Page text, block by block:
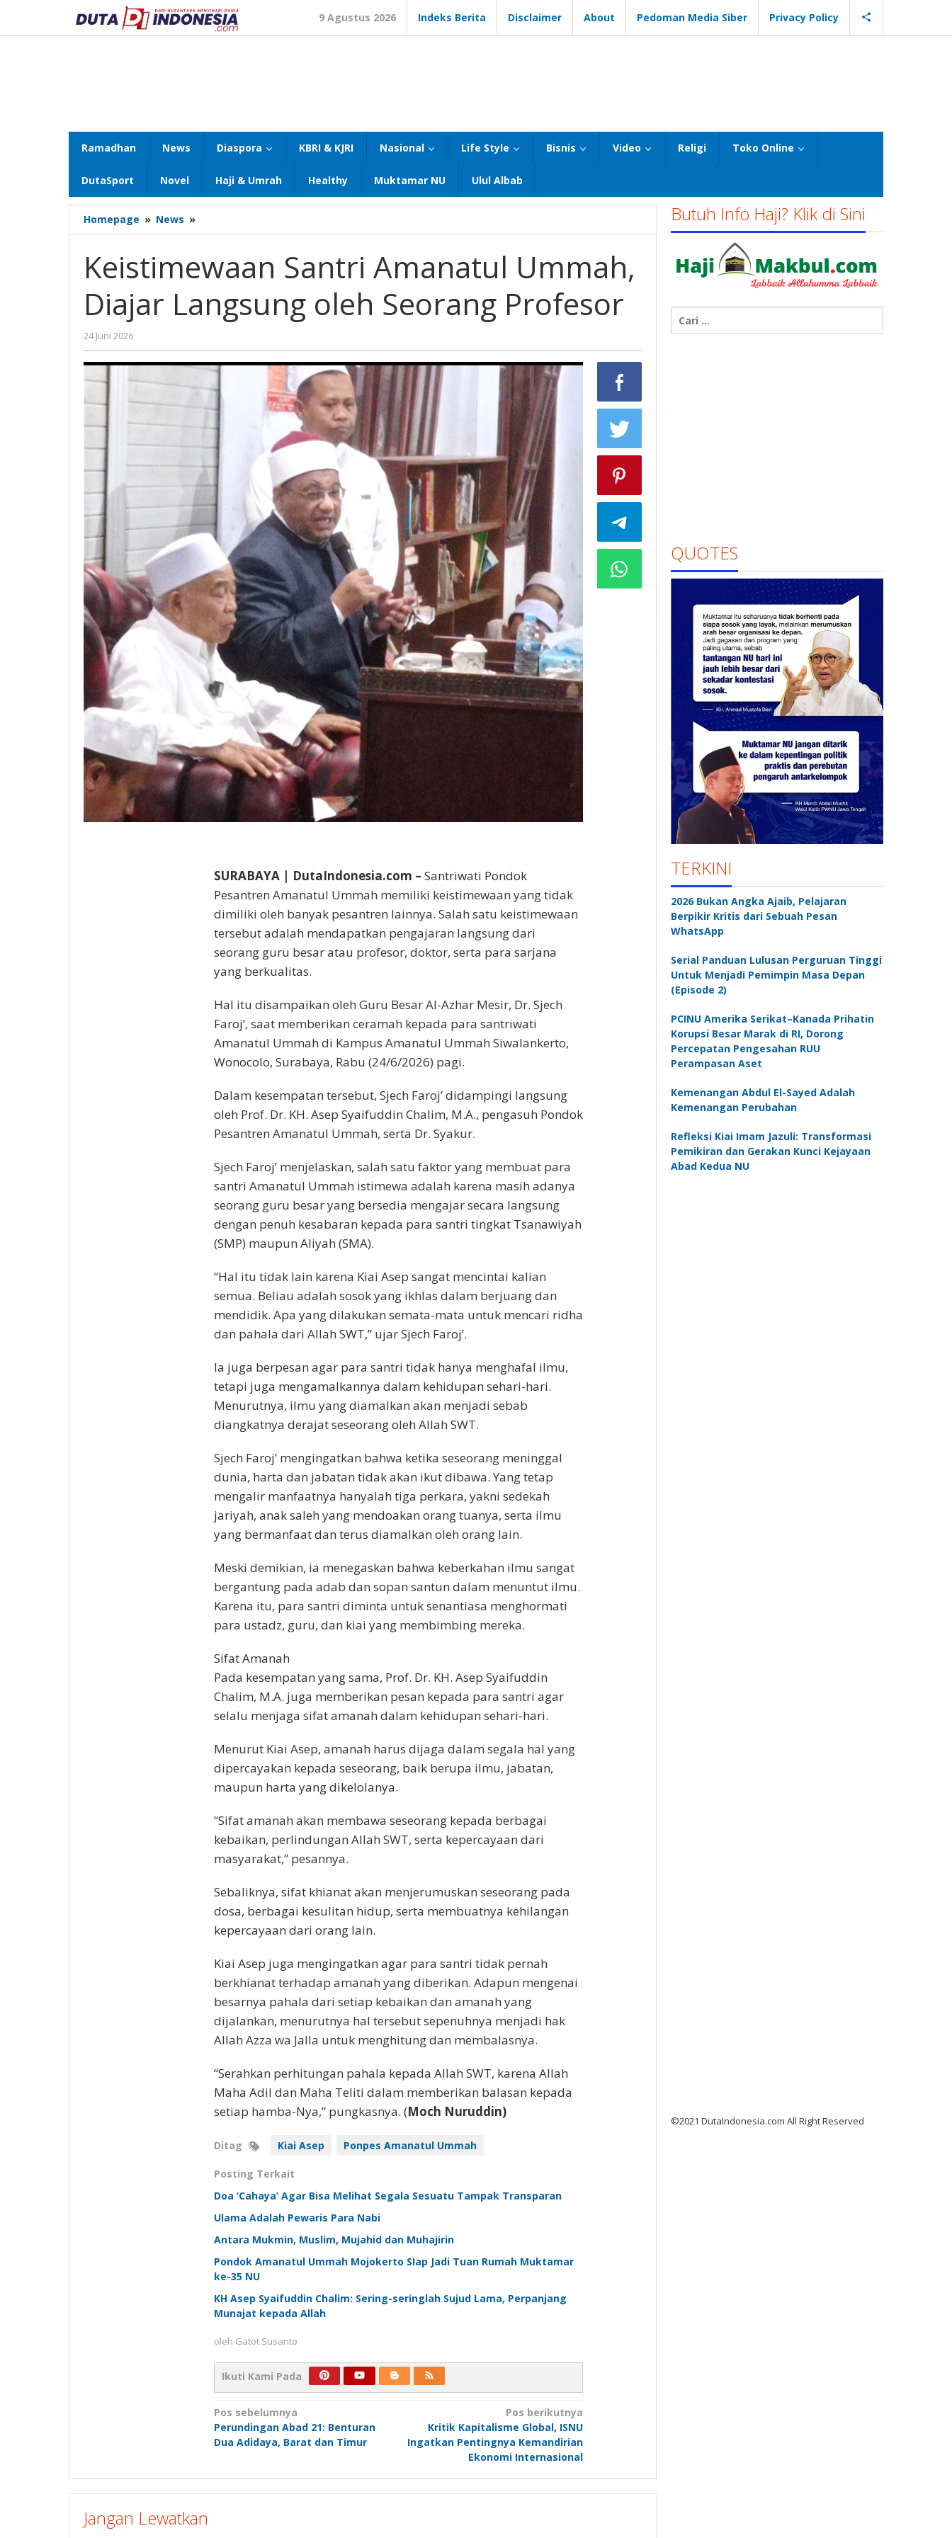
konten
9 Agustus 2026 Indeks Berita Disclaimer About Pedoman Media Siber Privacy Policy
Ramadhan News Diaspora KBRI & KJRI Nasional Life Style Bisnis Video Religi Toko Online
DutaSport Novel Haji & Umrah Healthy Muktamar NU Ulul Albab
Homepage » News »
Santri
Ummah,
Diajar
oleh
Seorang
Keistimewaan Santri Amanatul Ummah,
Diajar Langsung oleh Seorang Profesor
24 Juni 2026
Gatot
Susanto
SURABAYA | DutaIndonesia.com – Santriwati Pondok
Pesantren Amanatul Ummah memiliki keistimewaan yang tidak
dimiliki oleh banyak pesantren lainnya. Salah satu keistimewaan
tersebut adalah mendapatkan pengajaran langsung dari
seorang guru besar atau profesor, doktor, serta para sarjana
yang berkualitas.
Hal itu disampaikan oleh Guru Besar Al-Azhar Mesir, Dr. Sjech
Faroj’, saat memberikan ceramah kepada para santriwati
Amanatul Ummah di Kampus Amanatul Ummah Siwalankerto,
Wonocolo, Surabaya, Rabu (24/6/2026) pagi.
Dalam kesempatan tersebut, Sjech Faroj’ didampingi langsung
oleh Prof. Dr. KH. Asep Syaifuddin Chalim, M.A., pengasuh Pondok
Pesantren Amanatul Ummah, serta Dr. Syakur.
Sjech Faroj’ menjelaskan, salah satu faktor yang membuat para
santri Amanatul Ummah istimewa adalah karena masih adanya
seorang guru besar yang bersedia mengajar secara langsung
dengan penuh kesabaran kepada para santri tingkat Tsanawiyah
(SMP) maupun Aliyah (SMA).
“Hal itu tidak lain karena Kiai Asep sangat mencintai kalian
semua. Beliau adalah sosok yang ikhlas dalam berjuang dan
mendidik. Apa yang dilakukan semata-mata untuk mencari ridha
dan pahala dari Allah SWT,” ujar Sjech Faroj’.
Ia juga berpesan agar para santri tidak hanya menghafal ilmu,
tetapi juga mengamalkannya dalam kehidupan sehari-hari.
Menurutnya, ilmu yang diamalkan akan menjadi sebab
diangkatnya derajat seseorang oleh Allah SWT.
Sjech Faroj’ mengingatkan bahwa ketika seseorang meninggal
dunia, harta dan jabatan tidak akan ikut dibawa. Yang tetap
mengalir manfaatnya hanyalah tiga perkara, yakni sedekah
jariyah, anak saleh yang mendoakan orang tuanya, serta ilmu
yang bermanfaat dan terus diamalkan oleh orang lain.
Meski demikian, ia menegaskan bahwa keberkahan ilmu sangat
bergantung pada adab dan sopan santun dalam menuntut ilmu.
Karena itu, para santri diminta untuk senantiasa menghormati
para ustadz, guru, dan kiai yang membimbing mereka.
Sifat Amanah
Pada kesempatan yang sama, Prof. Dr. KH. Asep Syaifuddin
Chalim, M.A. juga memberikan pesan kepada para santri agar
selalu menjaga sifat amanah dalam kehidupan sehari-hari.
Menurut Kiai Asep, amanah harus dijaga dalam segala hal yang
dipercayakan kepada seseorang, baik berupa ilmu, jabatan,
maupun harta yang dikelolanya.
“Sifat amanah akan membawa seseorang kepada berbagai
kebaikan, perlindungan Allah SWT, serta kepercayaan dari
masyarakat,” pesannya.
Sebaliknya, sifat khianat akan menjerumuskan seseorang pada
dosa, berbagai kesulitan hidup, serta membuatnya kehilangan
kepercayaan dari orang lain.
Kiai Asep juga mengingatkan agar para santri tidak pernah
berkhianat terhadap amanah yang diberikan. Adapun mengenai
besarnya pahala dari setiap kebaikan dan amanah yang
dijalankan, menurutnya hal tersebut sepenuhnya menjadi hak
Allah Azza wa Jalla untuk menghitung dan membalasnya.
“Serahkan perhitungan pahala kepada Allah SWT, karena Allah
Maha Adil dan Maha Teliti dalam memberikan balasan kepada
setiap hamba-Nya,” pungkasnya. (Moch Nuruddin)
Ditag Kiai Asep Ponpes Amanatul Ummah
Posting Terkait
Doa ‘Cahaya’ Agar Bisa Melihat Segala Sesuatu Tampak Transparan
Ulama Adalah Pewaris Para Nabi
Antara Mukmin, Muslim, Mujahid dan Muhajirin
Pondok Amanatul Ummah Mojokerto SIap Jadi Tuan Rumah Muktamar
ke-35 NU
KH Asep Syaifuddin Chalim: Sering-seringlah Sujud Lama, Perpanjang
Munajat kepada Allah
oleh Gatot Susanto
Ikuti Kami Pada
Navigasi
pos
Pos sebelumnya
Perundingan Abad 21: Benturan
Dua Adidaya, Barat dan Timur
Pos berikutnya
Kritik Kapitalisme Global, ISNU
Ingatkan Pentingnya Kemandirian
Ekonomi Internasional
Jangan Lewatkan
Butuh Info Haji? Klik di Sini
untuk:
QUOTES
TERKINI
2026 Bukan Angka Ajaib, Pelajaran
Berpikir Kritis dari Sebuah Pesan
WhatsApp
Serial Panduan Lulusan Perguruan Tinggi
Untuk Menjadi Pemimpin Masa Depan
(Episode 2)
PCINU Amerika Serikat–Kanada Prihatin
Korupsi Besar Marak di RI, Dorong
Percepatan Pengesahan RUU
Perampasan Aset
Kemenangan Abdul El-Sayed Adalah
Kemenangan Perubahan
Refleksi Kiai Imam Jazuli: Transformasi
Pemikiran dan Gerakan Kunci Kejayaan
Abad Kedua NU
©2021 DutaIndonesia.com All Right Reserved